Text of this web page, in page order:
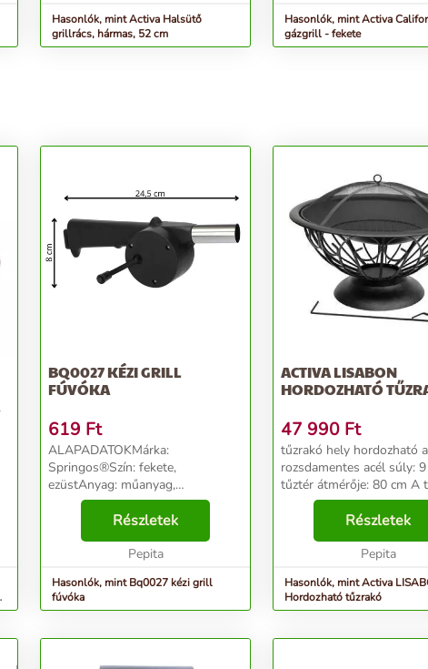
Hasonlók, mint Activa Halsütő
grillrács, hármas, 52 cm
Hasonlók, mint Activa
gázgrill - fekete
BQ0027 KÉZI GRILL
FÚVÓKA
619 Ft
ALAPADATOKMárka:
Springos®Szín: fekete,
ezüstAnyag: műanyag,
rozsdamentes acélTeljes hossz:
24,5 cmTeljes magasság: 8
cmTeljes szélesség: 7,5 cm
(szélesség fogantyú nélkül: 4,5
Részletek
Pepita
Hasonlók, mint Bq0027 kézi grill
fúvóka
ACTIVA LISABON
HORDOZHATÓ
47 990 Ft
tűzrakó hely hordozható
rozsdamentes acél súly:
tűztér átmérője: 80 cm A tűz már
az ősidők óta lenyűgözi az
hozzátartozik a kellemes
kialakításához, a
Részletek
Pepita
Hasonlók, mint Activa
Hordozható tűzrakó